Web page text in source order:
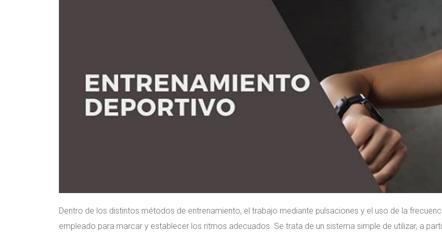
Dentro de los distintos métodos de entrenamiento, el trabajo mediante pulsaciones y el uso de la
empleado para marcar y establecer los ritmos adecuados. Se trata de un sistema simple de utilizar, a